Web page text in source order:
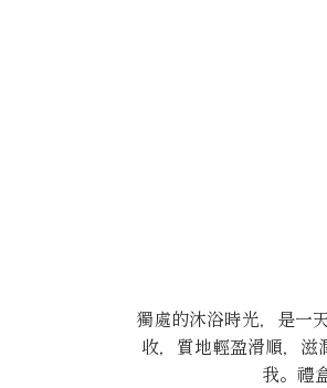
獨處的沐浴時光，是一
收，質地輕盈滑順，
我。禮